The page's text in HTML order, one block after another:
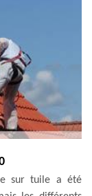
sur tuile a été